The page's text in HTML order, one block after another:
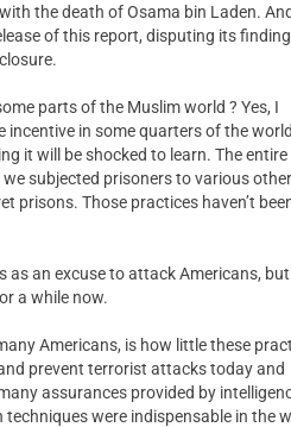
the death of Osama bin Laden. And
of this report, disputing its
parts of the Muslim world ? Yes, I
incentive in some quarters of the world
it will be shocked to learn. The entire
subjected prisoners to various other
prisons. Those practices haven’t
as an excuse to attack Americans,
a while now.
Americans, is how little these
prevent terrorist attacks today and
assurances provided by
were indispensable in the